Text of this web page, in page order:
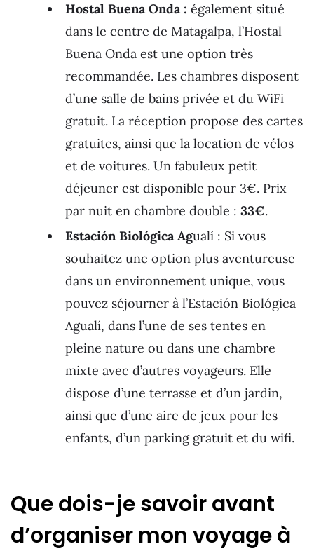
Hostal Buena Onda : également situé
dans le centre de Matagalpa, l’Hostal
Buena Onda est une option très
recommandée. Les chambres disposent
d’une salle de bains privée et du WiFi
gratuit. La réception propose des cartes
gratuites, ainsi que la location de vélos
et de voitures. Un fabuleux petit
déjeuner est disponible pour 3€. Prix
par nuit en chambre double : 33€.
Estación Biológica Agualí : Si vous
souhaitez une option plus aventureuse
dans un environnement unique, vous
pouvez séjourner à l’Estación Biológica
Agualí, dans l’une de ses tentes en
pleine nature ou dans une chambre
mixte avec d’autres voyageurs. Elle
dispose d’une terrasse et d’un jardin,
ainsi que d’une aire de jeux pour les
enfants, d’un parking gratuit et du wifi.
Que dois-je savoir avant
d’organiser mon voyage à